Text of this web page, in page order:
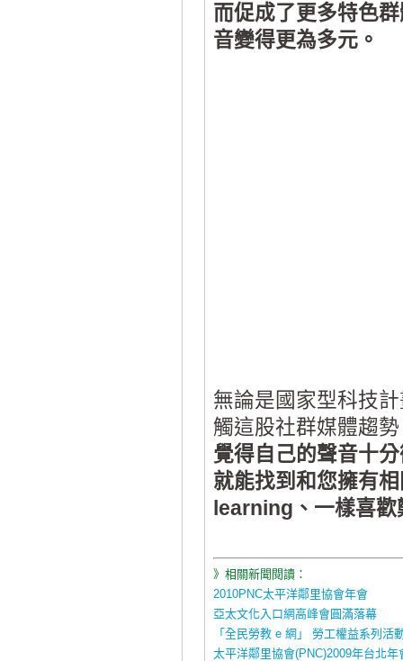
而促成了更多特色
音變得更為多元。
無論是國家型科技
觸這股社群媒體趨
覺得自己的聲音十
就能找到和您擁有
learning、一樣喜歡
》相關新聞閱讀：
2010PNC太平洋鄰里協會年會
亞太文化入口網高峰會圓滿落幕
「全民勞教 e 網」 勞工權益系列活
太平洋鄰里協會(PNC)2009年台北年